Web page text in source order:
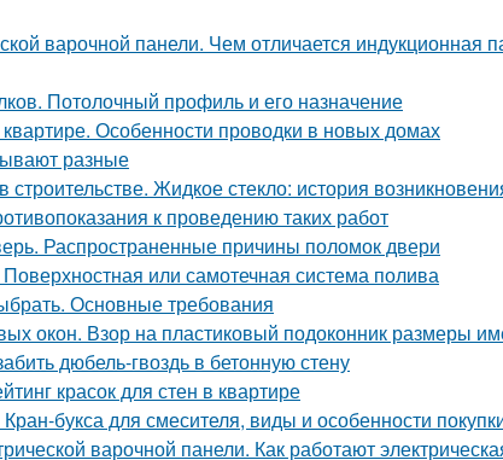
варочной панели. Чем отличается индукционная
Потолочный профиль и его назначение
Особенности проводки в новых домах
разные
строительстве. Жидкое стекло: история
к проведению таких работ
Распространенные причины поломок двери
или самотечная система полива
Основные требования
окон. Взор на пластиковый подоконник размеры
дюбель-гвоздь в бетонную стену
красок для стен в квартире
букса для смесителя, виды и особенности
варочной панели. Как работают